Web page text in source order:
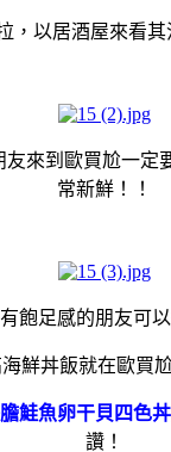
，以居酒屋來看
友來到歐買尬一定
常新鮮！！
飽足感的朋友可
鮮丼飯就在歐買
鮭魚卵干貝四色丼
讚！